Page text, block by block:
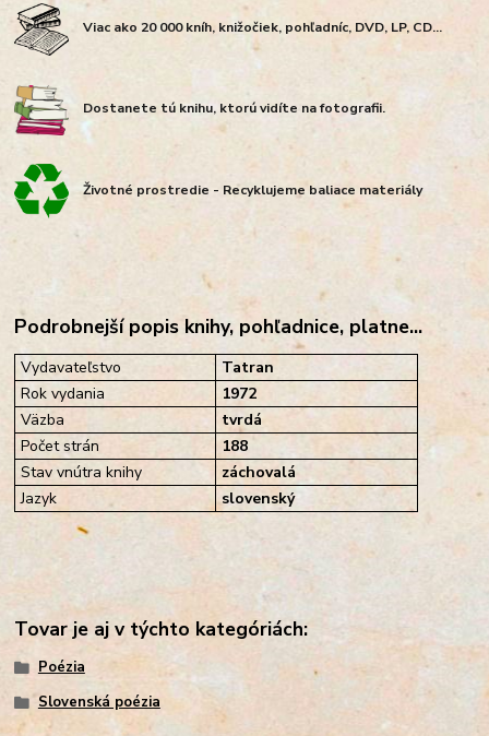
Viac ako 20 000 kníh, knižočiek, pohľadníc, DVD, LP, CD...
Dostanete tú knihu, ktorú vidíte na fotografii.
Životné prostredie - Recyklujeme baliace materiály
Podrobnejší popis knihy, pohľadnice, platne...
Vydavateľstvo
Tatran
Rok vydania
1972
Väzba
tvrdá
Počet strán
188
Stav vnútra knihy
záchovalá
Jazyk
slovenský
Tovar je aj v týchto kategóriách:
Poézia
Slovenská poézia